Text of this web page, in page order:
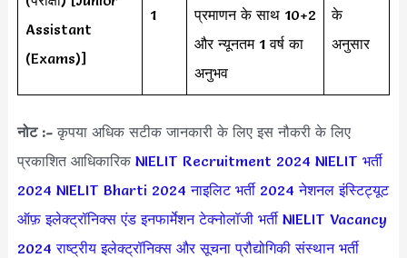
Assistant
(Exams)]
1
प्रमाणन के साथ 10+2
और न्यूनतम 1 वर्ष का
अनुभव
के
अनुसार
नोट :-कृपया अधिक सटीक जानकारी के लिए इस नौकरी के लिए
प्रकाशित आधिकारिक NIELIT Recruitment 2024 NIELIT भर्ती
2024 NIELIT Bharti 2024 नाइलिट भर्ती 2024 नेशनल इंस्टिट्यूट
ऑफ़ इलेक्ट्रॉनिक्स एंड इनफार्मेशन टेक्नोलॉजी भर्ती NIELIT Vacancy
2024 राष्ट्रीय इलेक्ट्रॉनिक्स और सूचना प्रौद्योगिकी संस्थान भर्ती